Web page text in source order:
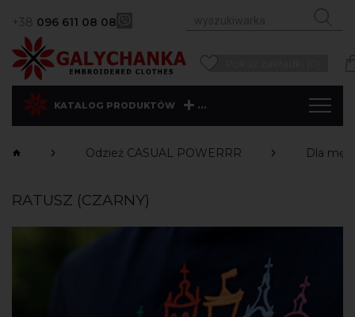
+38 096 611 08 08
KATALOG PRODUKTÓW ...
Odzież CASUAL POWERRR Dla
RATUSZ (CZARNY)